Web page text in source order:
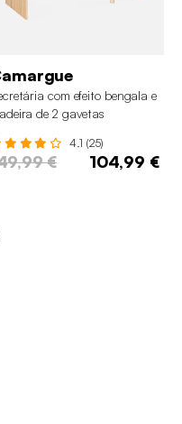
com efeito bengala e
de 2 gavetas
4.1 (25)
€ 104,99 €